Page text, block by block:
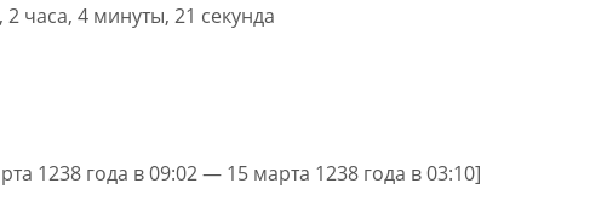
часа, 4 минуты, 21 секунда
1238 года в 09:02 — 15 марта 1238 года в 03:10]